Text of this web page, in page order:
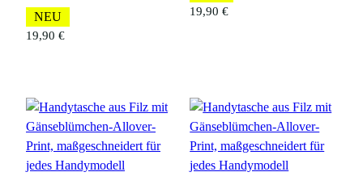
NEU
19,90 €
19,90€